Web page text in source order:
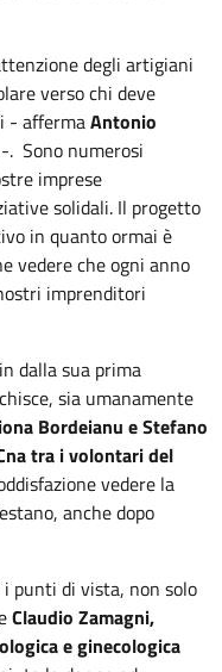
degli artigiani
verso chi deve
- affermaAntonio
-. Sono numerosi
imprese
solidali. Il progetto
in quanto ormai è
vedere che ogni anno
imprenditori
dalla sua prima
sia umanamente
Bordeianu e Stefano
tra i volontari del
vedere la
anche dopo
punti di vista, non solo
Claudio Zamagni,
e ginecologica